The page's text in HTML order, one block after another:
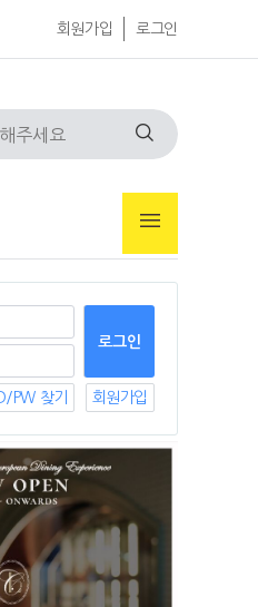
회원가입 로그인
PW 찾기 회원가입